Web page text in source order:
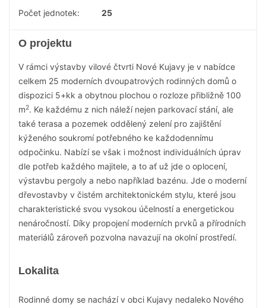
Počet jednotek:
25
O projektu
V rámci výstavby vilové čtvrti Nové Kujavy je v nabídce
celkem 25 moderních dvoupatrových rodinných domů o
dispozici 5+kk a obytnou plochou o rozloze přibližně 100
m2. Ke každému z nich náleží nejen parkovací stání, ale
také terasa a pozemek oddělený zelení pro zajištění
kýženého soukromí potřebného ke každodennímu
odpočinku. Nabízí se však i možnost individuálních úprav
dle potřeb každého majitele, a to ať už jde o oplocení,
výstavbu pergoly a nebo například bazénu. Jde o moderní
dřevostavby v čistém architektonickém stylu, které jsou
charakteristické svou vysokou účelností a energetickou
nenáročností. Díky propojení moderních prvků a přírodních
materiálů zároveň pozvolna navazují na okolní prostředí.
Lokalita
Rodinné domy se nachází v obci Kujavy nedaleko Nového